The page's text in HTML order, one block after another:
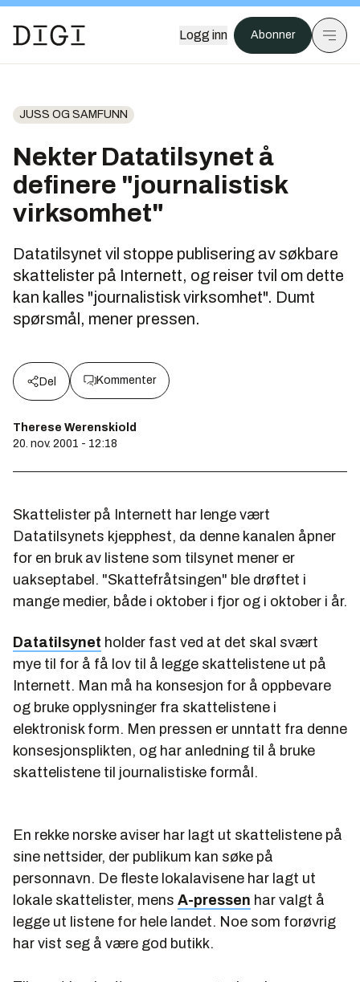
Logg inn Abonner
JUSS OG SAMFUNN
Nekter Datatilsynet å
definere "journalistisk
virksomhet"
Datatilsynet vil stoppe publisering av søkbare
skattelister på Internett, og reiser tvil om dette
kan kalles "journalistisk virksomhet". Dumt
spørsmål, mener pressen.
Del Kommenter
Therese Werenskiold
20. nov. 2001 - 12:18
Skattelister på Internett har lenge vært
Datatilsynets kjepphest, da denne kanalen åpner
for en bruk av listene som tilsynet mener er
uakseptabel. "Skattefråtsingen" ble drøftet i
mange medier, både i oktober i fjor og i oktober i år.
Datatilsynet holder fast ved at det skal svært
mye til for å få lov til å legge skattelistene ut på
Internett. Man må ha konsesjon for å oppbevare
og bruke opplysninger fra skattelistene i
elektronisk form. Men pressen er unntatt fra denne
konsesjonsplikten, og har anledning til å bruke
skattelistene til journalistiske formål.
En rekke norske aviser har lagt ut skattelistene på
sine nettsider, der publikum kan søke på
personnavn. De fleste lokalavisene har lagt ut
lokale skattelister, mens A-pressen har valgt å
legge ut listene for hele landet. Noe som forøvrig
har vist seg å være god butikk.